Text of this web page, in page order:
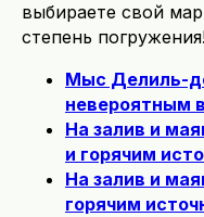
выбираете свой
степень
Мыс Делиль-
невероятным
На залив и
и горячим
На залив и
горячим